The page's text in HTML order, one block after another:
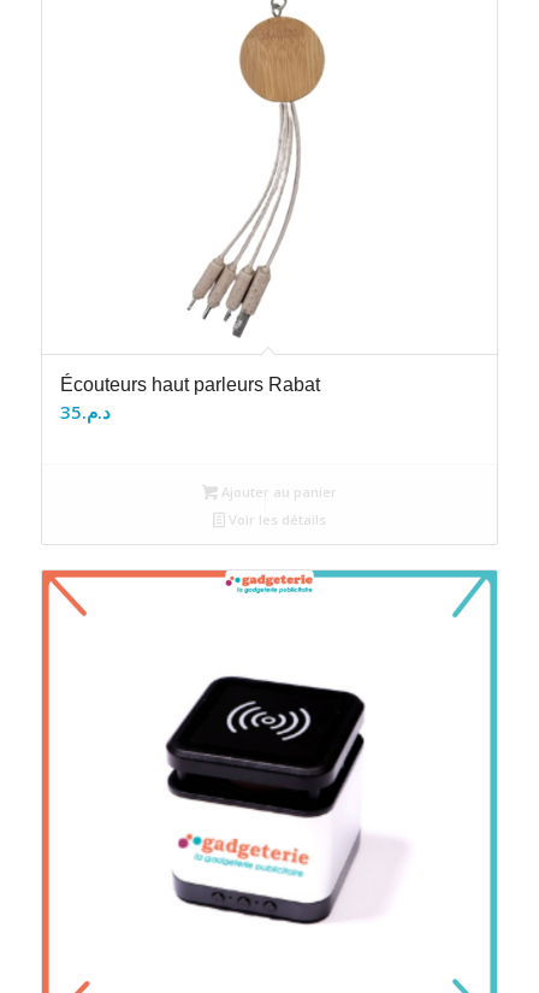
Écouteurs haut parleurs Rabat
د.م.35
Ajouter au panier
Voir les détails